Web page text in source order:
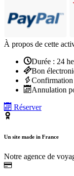
À propos de cette
Durée : 24
Bon
Confirmation
Annulation
Réserver
Un site made in France
Notre agence de